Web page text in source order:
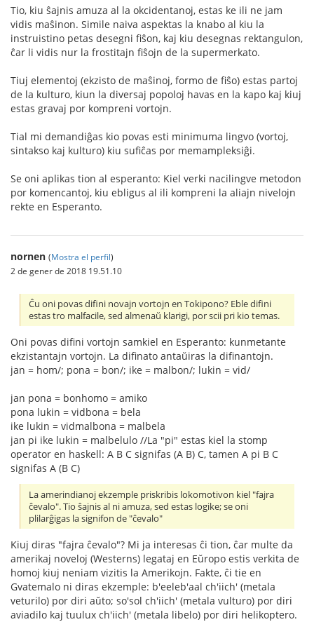
Tio, kiu ŝajnis amuza al la okcidentanoj, estas ke ili ne jam
vidis maŝinon. Simile naiva aspektas la knabo al kiu la
instruistino petas desegni fiŝon, kaj kiu desegnas rektangulon,
ĉar li vidis nur la frostitajn fiŝojn de la supermerkato.
Tiuj elementoj (ekzisto de maŝinoj, formo de fiŝo) estas partoj
de la kulturo, kiun la diversaj popoloj havas en la kapo kaj kiuj
estas gravaj por kompreni vortojn.
Tial mi demandiĝas kio povas esti minimuma lingvo (vortoj,
sintakso kaj kulturo) kiu sufiĉas por memampleksiĝi.
Se oni aplikas tion al esperanto: Kiel verki nacilingve metodon
por komencantoj, kiu ebligus al ili kompreni la aliajn nivelojn
rekte en Esperanto.
nornen (Mostra el perfil)
2 de gener de 2018 19.51.10
Ĉu oni povas difini novajn vortojn en Tokipono? Eble difini
estas tro malfacile, sed almenaŭ klarigi, por scii pri kio temas.
Oni povas difini vortojn samkiel en Esperanto: kunmetante
ekzistantajn vortojn. La difinato antaŭiras la difinantojn.
jan = hom/; pona = bon/; ike = malbon/; lukin = vid/
jan pona = bonhomo = amiko
pona lukin = vidbona = bela
ike lukin = vidmalbona = malbela
jan pi ike lukin = malbelulo //La "pi" estas kiel la stomp
operator en haskell: A B C signifas (A B) C, tamen A pi B C
signifas A (B C)
La amerindianoj ekzemple priskribis lokomotivon kiel "fajra
ĉevalo". Tio ŝajnis al ni amuza, sed estas logike; se oni
plilarĝigas la signifon de "ĉevalo"
Kiuj diras "fajra ĉevalo"? Mi ja interesas ĉi tion, ĉar multe da
amerikaj noveloj (Westerns) legataj en Eŭropo estis verkita de
homoj kiuj neniam vizitis la Amerikojn. Fakte, ĉi tie en
Gvatemalo ni diras ekzemple: b'eeleb'aal ch'iich' (metala
veturilo) por diri aŭto; so'sol ch'iich' (metala vulturo) por diri
aviadilo kaj tuulux ch'iich' (metala libelo) por diri helikoptero.